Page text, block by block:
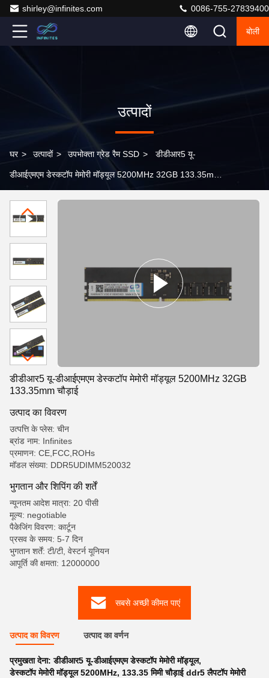
shirley@infinites.com 0086-755-27839400
बोली
उत्पादों
घर > उत्पादों > उपभोक्ता ग्रेड रैम SSD > डीडीआर5 यू-
डीआईएमएम डेस्कटॉप मेमोरी मॉड्यूल 5200MHz 32GB 133.35mm
डीडीआर5 यू-डीआईएमएम डेस्कटॉप मेमोरी मॉड्यूल 5200MHz 32GB
133.35mm चौड़ाई
उत्पाद का विवरण
उत्पत्ति के प्लेस: चीन
ब्रांड नाम: Infinites
प्रमाणन: CE,FCC,ROHs
मॉडल संख्या: DDR5UDIMM520032
भुगतान और शिपिंग की शर्तें
न्यूनतम आदेश मात्रा: 20 पीसी
मूल्य: negotiable
पैकेजिंग विवरण: कार्टून
प्रसव के समय: 5-7 दिन
भुगतान शर्तें: टी/टी, वेस्टर्न यूनियन
आपूर्ति की क्षमता: 12000000
सबसे अच्छी कीमत पाएं
उत्पाद का विवरण उत्पाद का वर्णन
प्रमुखता देना:डीडीआर5 यू-डीआईएमएम डेस्कटॉप मेमोरी मॉड्यूल,
डेस्कटॉप मेमोरी मॉड्यूल 5200MHz, 133.35 मिमी चौड़ाई ddr5 लैपटॉप मेमोरी